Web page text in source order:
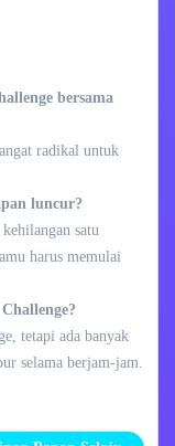
bersama
radikal untuk
luncur?
satu
harus memulai
tetapi ada banyak
selama berjam-jam.